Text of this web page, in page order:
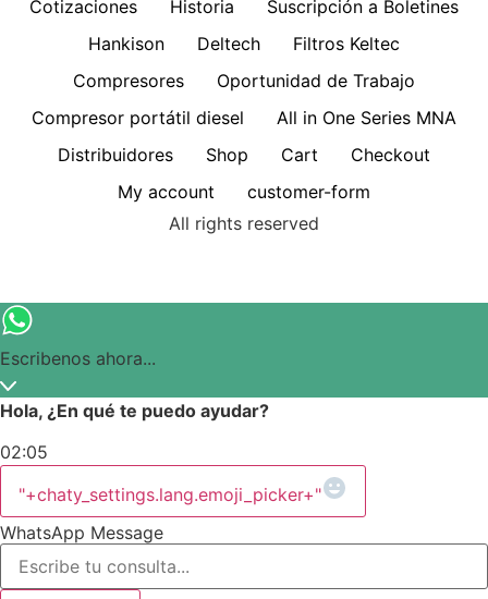
Cotizaciones
Historia
Suscripción a Boletines
Hankison
Deltech
Filtros Keltec
Compresores
Oportunidad de Trabajo
Compresor portátil diesel
All in One Series MNA
Distribuidores
Shop Cart
Checkout
My account
customer-form
All rights reserved
Escribenos ahora...
Hola, ¿En qué te puedo ayudar?
02:05
"+chaty_settings.lang.emoji_picker+"
WhatsApp Message